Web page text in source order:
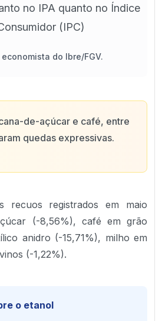
no IPA quanto no Índice
(IPC)
do Ibre/FGV.
de-açúcar e café, entre
quedas expressivas.
recuos registrados em maio
(-8,56%), café em grão
anidro (-15,71%), milho em
(-1,22%).
o etanol